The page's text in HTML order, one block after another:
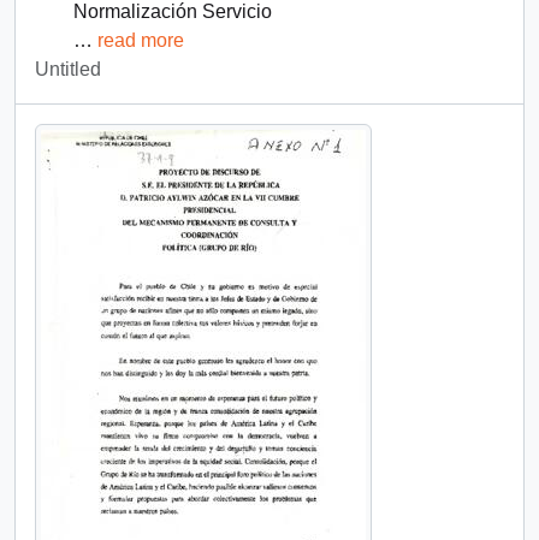
Normalización Servicio
… read more
Untitled